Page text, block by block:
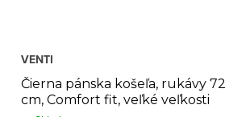
Čierna pánska košeľa, rukávy 72
cm, Comfort fit, veľké veľkosti
VENTI